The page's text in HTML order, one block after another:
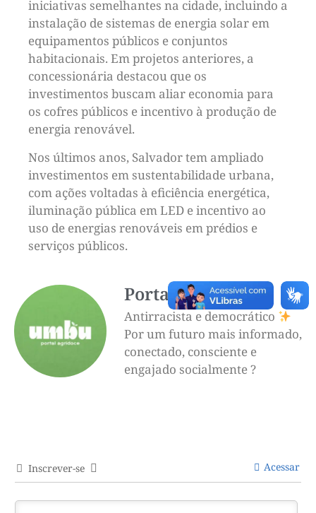
iniciativas semelhantes na cidade, incluindo a
instalação de sistemas de energia solar em
equipamentos públicos e conjuntos
habitacionais. Em projetos anteriores, a
concessionária destacou que os
investimentos buscam aliar economia para
os cofres públicos e incentivo à produção de
energia renovável.
Nos últimos anos, Salvador tem ampliado
investimentos em sustentabilidade urbana,
com ações voltadas à eficiência energética,
iluminação pública em LED e incentivo ao
uso de energias renováveis em prédios e
serviços públicos.
Portal UMBU
Antirracista e democrático
Por um futuro mais informado,
conectado, consciente e
engajado socialmente ?
Inscrever-se Acessar